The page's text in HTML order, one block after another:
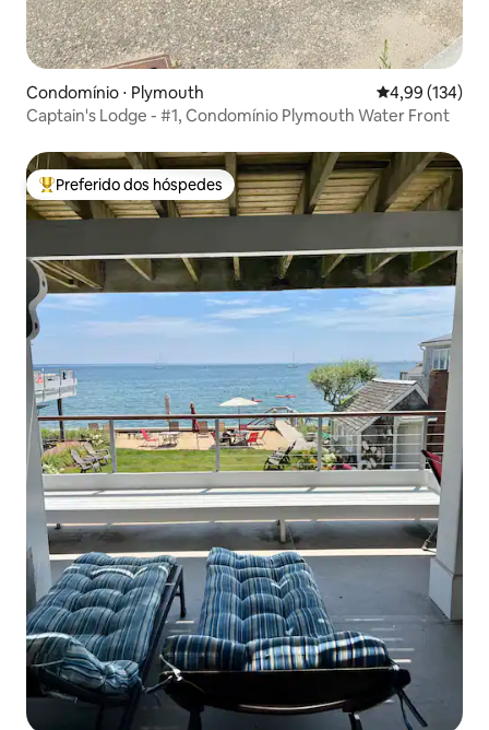
Condomínio ⋅ Plymouth 4,99 de uma
4,99 (134)
Captain's Lodge - #1, Condomínio Plymouth Water Front
Entre os melhores preferidos dos hóspedes
Preferido dos hóspedes